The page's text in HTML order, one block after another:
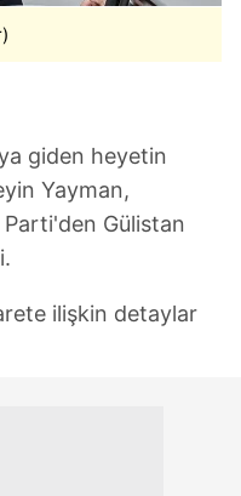
giden heyetin
Yayman,
Parti'den Gülistan
ilişkin detaylar